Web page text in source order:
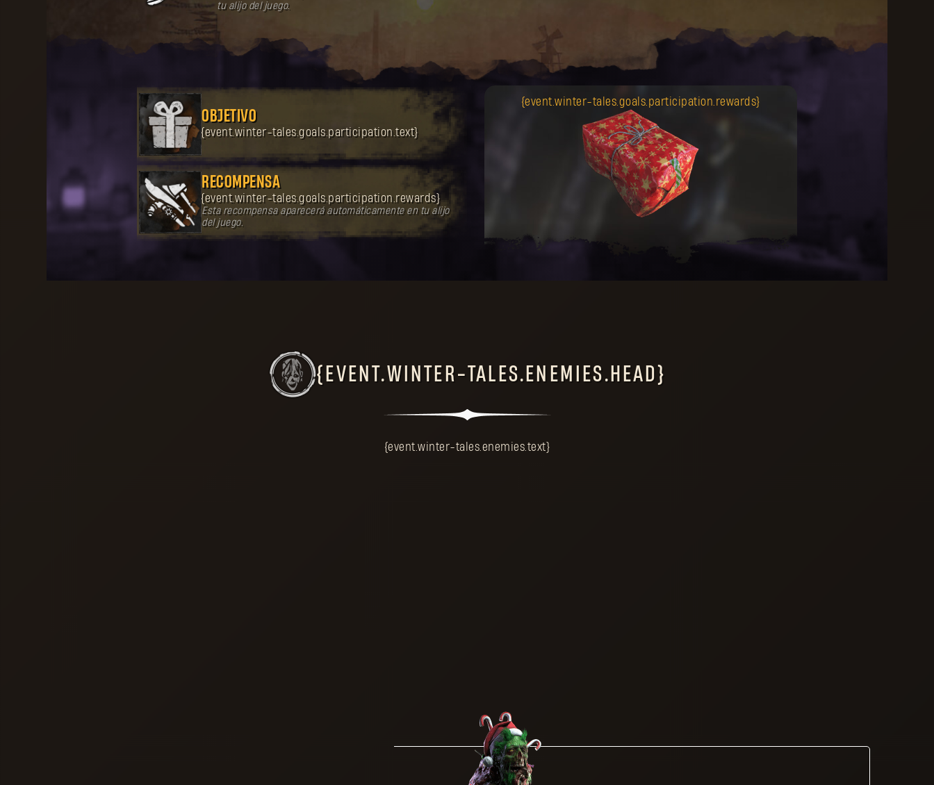
tu alijo del juego.
OBJETIVO
{event.winter-tales.goals.participation.text}
RECOMPENSA
{event.winter-tales.goals.participation.rewards}
Esta recompensa aparecerá automáticamente en tu alijo
del juego.
{event.winter-tales.goals.participation.rewards}
{EVENT.WINTER-TALES.ENEMIES.HEAD}
{event.winter-tales.enemies.text}